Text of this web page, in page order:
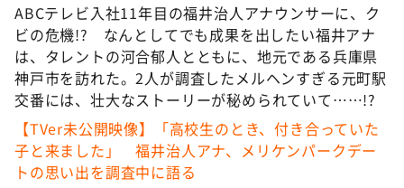
新婚さんいらっしゃい！
ポツンと一軒家
ザキ山小屋本館
ぺこぱのまるスポ
アナ回覧板
ABCテレビ入社11年目の福井治人アナウンサーに、ク
ビの危機!? なんとしてでも成果を出したい福井アナ
は、タレントの河合郁人とともに、地元である兵庫県
神戸市を訪れた。2人が調査したメルヘンすぎる元町駅
交番には、壮大なストーリーが秘められていて……!?
【TVer未公開映像】「高校生のとき、付き合っていた
子と来ました」 福井治人アナ、メリケンパークデー
トの思い出を調査中に語る